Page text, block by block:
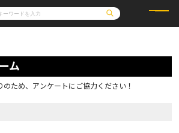
ライトノベル
ロサージュノベルス
通販・NEWS
OVERLAP STORE
ム
ため、アンケートにご協力ください！